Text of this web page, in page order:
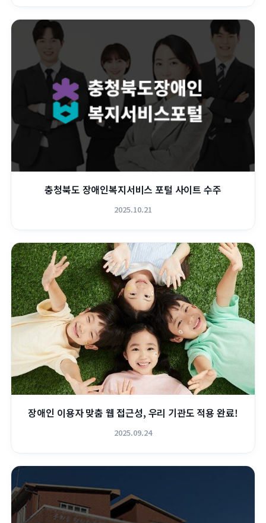
충청북도 장애인복지서비스 포털 사이트 수주
2025.10.21
장애인 이용자 맞춤 웹 접근성, 우리 기관도 적용 완료!
2025.09.24